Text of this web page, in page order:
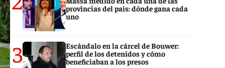
provincias del país: dónde gana cada
uno
3
Escándalo en la cárcel de Bouwer:
perfil de los detenidos y cómo
beneficiaban a los presos